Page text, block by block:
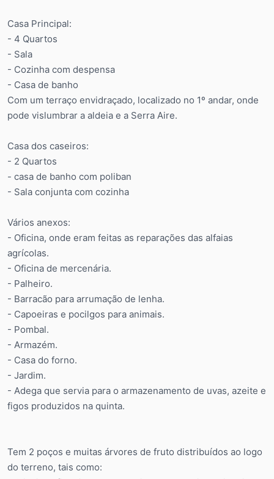
Casa Principal:
- 4 Quartos
- Sala
- Cozinha com despensa
- Casa de banho
Com um terraço envidraçado, localizado no 1º andar, onde
pode vislumbrar a aldeia e a Serra Aire.
Casa dos caseiros:
- 2 Quartos
- casa de banho com poliban
- Sala conjunta com cozinha
Vários anexos:
- Oficina, onde eram feitas as reparações das alfaias
agrícolas.
- Oficina de mercenária.
- Palheiro.
- Barracão para arrumação de lenha.
- Capoeiras e pocilgos para animais.
- Pombal.
- Armazém.
- Casa do forno.
- Jardim.
- Adega que servia para o armazenamento de uvas, azeite e
figos produzidos na quinta.
Tem 2 poços e muitas árvores de fruto distribuídos ao logo
do terreno, tais como: